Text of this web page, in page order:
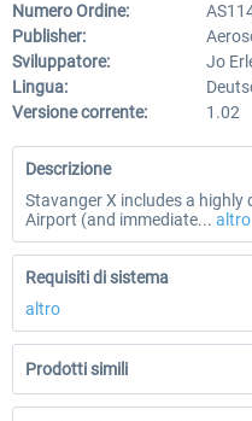
Numero Ordine:
Publisher:
Sviluppatore:
Jo
Lingua:
Versione corrente:
1.02
Descrizione
Stavanger X includes a highly
Airport (and immediate... altro
Requisiti di sistema
altro
Prodotti simili